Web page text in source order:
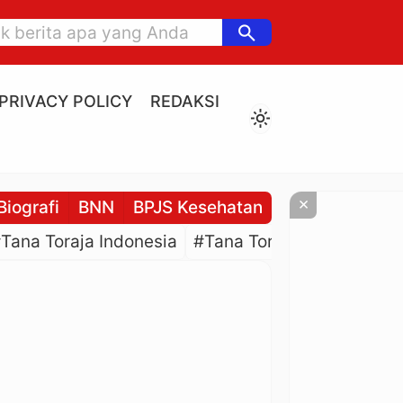
search
PRIVACY POLICY
REDAKSI
light_mode
BNN BPJS Kesehatan BPJS
Toraja Indonesia #Tana Toraja Culture
×